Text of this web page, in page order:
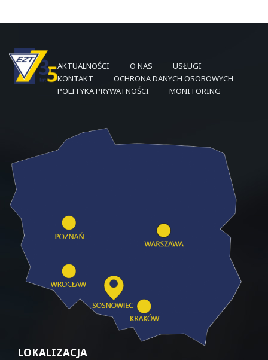
AKTUALNOŚCI O NAS
USŁUGI
KONTAKT
OCHRONA DANYCH OSOBOWYCH
POLITYKA PRYWATNOŚCI
MONITORING
LOKALIZACJA